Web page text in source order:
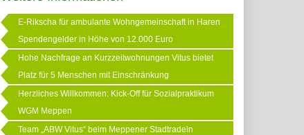
E-Rikscha für ambulante Wohngemeinschaft in Haren
Spendengelder in Höhe von 12.000 Euro
Hohe Nachfrage an Kurzzeitwohnungen Vitus bietet
Platz für 5 Menschen mit Einschränkung
Herzliches Willkommen: Kick-Off für Sozialpraktikum
WGM Meppen
Team „ABW Vitus“ beim Meppener Stadtradeln